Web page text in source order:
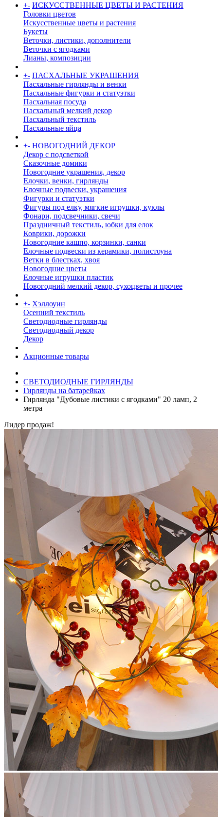
+- ИСКУССТВЕННЫЕ ЦВЕТЫ И РАСТЕНИЯ
Головки цветов
Искусственные цветы и растения
Букеты
Веточки, листики, дополнители
Веточки с ягодками
Лианы, композиции
+- ПАСХАЛЬНЫЕ УКРАШЕНИЯ
Пасхальные гирлянды и венки
Пасхальные фигурки и статуэтки
Пасхальная посуда
Пасхальный мелкий декор
Пасхальный текстиль
Пасхальные яйца
+- НОВОГОДНИЙ ДЕКОР
Декор с подсветкой
Сказочные домики
Новогодние украшения, декор
Елочки, венки, гирлянды
Елочные подвески, украшения
Фигурки и статуэтки
Фигуры под елку, мягкие игрушки, куклы
Фонари, подсвечники, свечи
Праздничный текстиль, юбки для елок
Коврики, дорожки
Новогодние кашпо, корзинки, санки
Елочные подвески из керамики, полистоуна
Ветки в блестках, хвоя
Новогодние цветы
Елочные игрушки пластик
Новогодний мелкий декор, сухоцветы и прочее
+- Хэллоуин
Осенний текстиль
Светодиодные гирлянды
Светодиодный декор
Декор
Акционные товары
СВЕТОДИОДНЫЕ ГИРЛЯНДЫ
Гирлянды на батарейках
Гирлянда "Дубовые листики с ягодками" 20 ламп, 2
метра
Лидер продаж!